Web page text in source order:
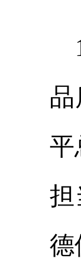
平
担
德